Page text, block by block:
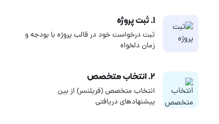
۱. ثبت پروژه
ثبت درخواست خود در قالب پروژه با بودجه و
زمان دلخواه
۲. انتخاب متخصص
انتخاب متخصص (فریلنسر) از بین
پیشنهادهای دریافتی